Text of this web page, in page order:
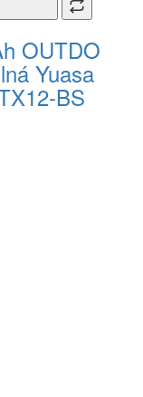
OUTDO
Yuasa
BS